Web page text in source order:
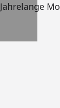
Jahrelange